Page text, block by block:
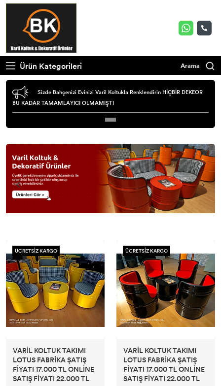
Ürün Kategorileri Arama
Sizde Bahçenizi Evinizi Varil Koltukla Renklendirin HİÇBİR DEKEOR
BU KADAR TAMAMLAYICI OLMAMIŞTI
ÜCRETSİZ KARGO
VARİL KOLTUK TAKIMI
LOTUS FABRİKA ŞATIŞ
FİYATI 17.000 TL ONLİNE
SATIŞ FİYATI 22.000 TL
ÜCRETSİZ KARGO
VARİL KOLTUK TAKIMI
LOTUS FABRİKA ŞATIŞ
FİYATI 17.000 TL ONLİNE
SATIŞ FİYATI 22.000 TL